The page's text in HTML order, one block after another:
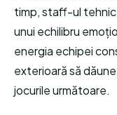
timp, staff-ul
unui echilibru
energia echipei
exterioară să
jocurile următoare.